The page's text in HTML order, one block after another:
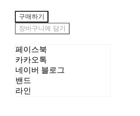
구매하기
장바구니에 담기
페이스북
카카오톡
네이버 블로그
밴드
라인